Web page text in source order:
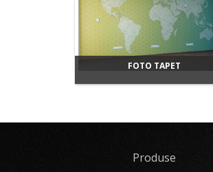
FOTO TAPET
Produse